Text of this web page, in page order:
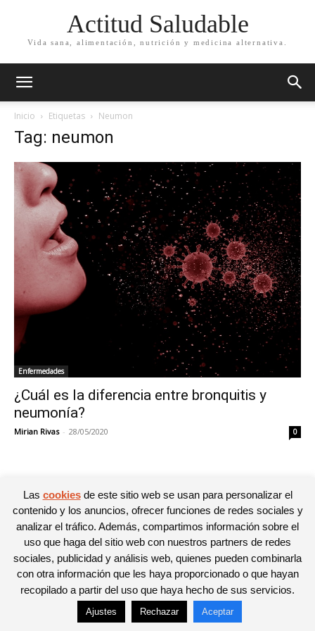
Actitud Saludable
Vida sana, alimentación, nutrición y medicina alternativa.
Inicio Etiquetas Neumon
Tag: neumon
Enfermedades
¿Cuál es la diferencia entre bronquitis y
neumonía?
Mirian Rivas - 28/05/2020 0
© Newspaper WordPress Theme by TagDiv
Las cookiesde este sitio web se usan para personalizar el
contenido y los anuncios, ofrecer funciones de redes sociales y
analizar el tráfico. Además, compartimos información sobre el
uso que haga del sitio web con nuestros partners de redes
sociales, publicidad y análisis web, quienes pueden combinarla
con otra información que les haya proporcionado o que hayan
recopilado a partir del uso que haya hecho de sus servicios.
Ajustes Rechazar Aceptar